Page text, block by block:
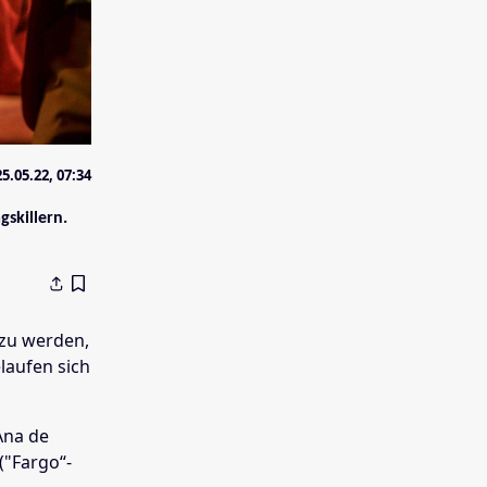
07:34
werden,
sich
de